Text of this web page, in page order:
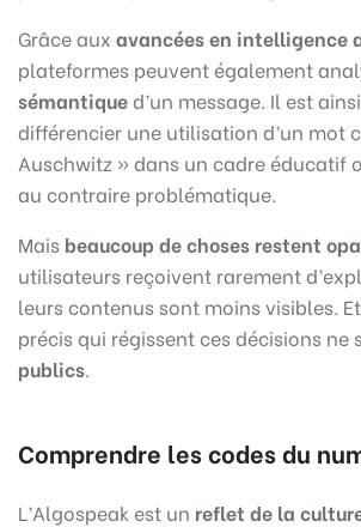
Grâce aux avancées en intelligence
plateformes peuvent également
sémantiqued’un message. Il est
différencier une utilisation d’un mot
Auschwitz » dans un cadre éducatif
au contraire problématique.
Mais beaucoup de choses restent
utilisateurs reçoivent rarement
leurs contenus sont moins visibles.
précis qui régissent ces décisions ne
publics.
Comprendre les codes du
L’Algospeak est un reflet de la